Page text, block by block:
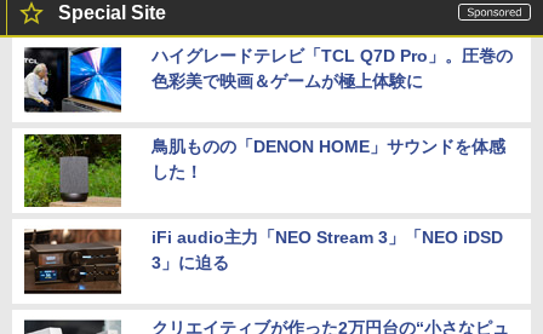
Special Site
ハイグレードテレビ「TCL Q7D Pro」。圧巻の
色彩美で映画＆ゲームが極上体験に
鳥肌ものの「DENON HOME」サウンドを体感
した！
iFi audio主力「NEO Stream 3」「NEO iDSD
3」に迫る
クリエイティブが作った2万円台の“小さなピュ